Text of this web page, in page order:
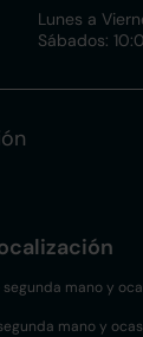
Lunes a
Sábados:
mano y
mano y